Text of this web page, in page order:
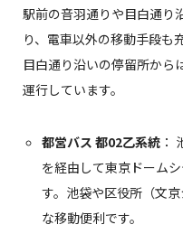
駅前の音羽通りや目白通り
り、電車以外の移動手段も
目白通り沿いの停留所から
運行しています。
都営バス 都02乙系統：
を経由して東京ドーム
す。池袋や区役所（文
な移動便利です。